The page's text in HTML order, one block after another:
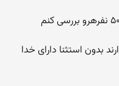
بدون استثنا دارای خدا